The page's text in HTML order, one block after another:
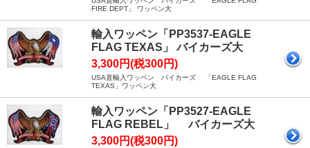
FIRE DEPT」 ワッペン大
輸入ワッペン「PP3537-EAGLE
FLAG TEXAS」 バイカーズ大
3,300円(税300円)
USA直輸入ワッペン バイカーズ 「EAGLE FLAG
TEXAS」ワッペン大
輸入ワッペン「PP3527-EAGLE
FLAG REBEL」 バイカーズ大
3,300円(税300円)